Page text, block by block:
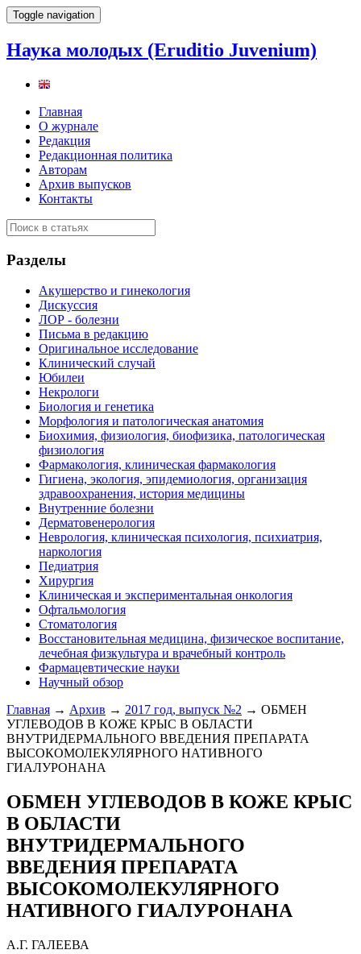
Toggle navigation
Наука молодых (Eruditio Juvenium)
Главная
О журнале
Редакция
Редакционная политика
Авторам
Архив выпусков
Контакты
Разделы
Акушерство и гинекология
Дискуссия
ЛОР - болезни
Письма в редакцию
Оригинальное исследование
Клинический случай
Юбилеи
Некрологи
Биология и генетика
Морфология и патологическая анатомия
Биохимия, физиология, биофизика, патологическая
физиология
Фармакология, клиническая фармакология
Гигиена, экология, эпидемиология, организация
здравоохранения, история медицины
Внутренние болезни
Дерматовенерология
Неврология, клиническая психология, психиатрия,
наркология
Педиатрия
Хирургия
Клиническая и экспериментальная онкология
Офтальмология
Стоматология
Восстановительная медицина, физическое воспитание,
лечебная физкультура и врачебный контроль
Фармацевтические науки
Научный обзор
Главная → Архив → 2017 год, выпуск №2 → ОБМЕН
УГЛЕВОДОВ В КОЖЕ КРЫС В ОБЛАСТИ
ВНУТРИДЕРМАЛЬНОГО ВВЕДЕНИЯ ПРЕПАРАТА
ВЫСОКОМОЛЕКУЛЯРНОГО НАТИВНОГО
ГИАЛУРОНАНА
ОБМЕН УГЛЕВОДОВ В КОЖЕ КРЫС
В ОБЛАСТИ
ВНУТРИДЕРМАЛЬНОГО
ВВЕДЕНИЯ ПРЕПАРАТА
ВЫСОКОМОЛЕКУЛЯРНОГО
НАТИВНОГО ГИАЛУРОНАНА
А.Г. ГАЛЕЕВА